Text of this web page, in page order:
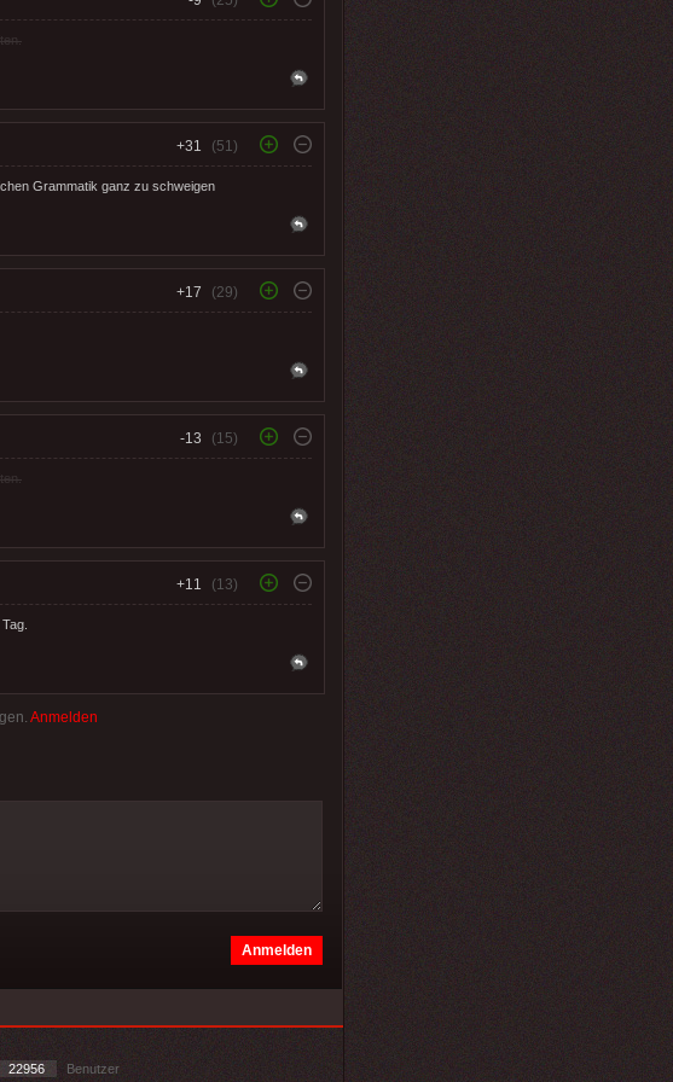
+31 (51)
Grammatik ganz zu schweigen
+17 (29)
-13 (15)
+11 (13)
Anmelden
22956 Benutzer